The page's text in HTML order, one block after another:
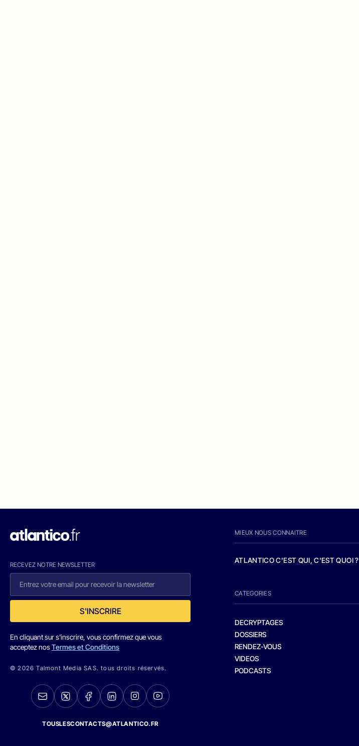
RECEVEZ NOTRE NEWSLETTER
S'INSCRIRE
En cliquant sur s'inscrire, vous confirmez que vous
acceptez nosTermes et Conditions
© 2026 Talmont Media SAS. tous droits réservés.
TOUSLESCONTACTS@ATLANTICO.FR
MIEUX NOUS CONNAITRE
ATLANTICO C'EST QUI, C'EST QUOI ?
CATEGORIES
DECRYPTAGES
DOSSIERS
RENDEZ-VOUS
VIDEOS
PODCASTS